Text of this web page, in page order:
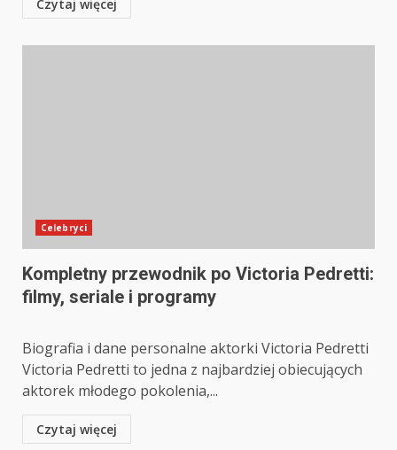
Czytaj więcej
Celebryci
Kompletny przewodnik po Victoria Pedretti:
filmy, seriale i programy
Biografia i dane personalne aktorki Victoria Pedretti
Victoria Pedretti to jedna z najbardziej obiecujących
aktorek młodego pokolenia,...
Czytaj więcej